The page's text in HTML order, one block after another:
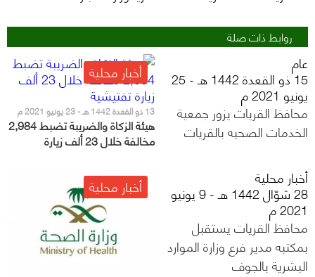
روابط ذات صلة
عام
15 ذو القعدة 1442 هـ - 25
يونيو 2021 م
محافظ القريات يزور جمعية
الخدمات الصحيه بالقريات
أخبار محلية
13 ذو القعدة 1442 هـ - 23 يونيو 2021 م
هيئة الزكاة والضريبة تضبط 2,984
مخالفة خلال 23 ألف زيارة
أخبار محلية
28 شوّال 1442 هـ - 9 يونيو
2021 م
محافظ القريات يستقبل
بمكتبه مدير فرع وزارة الموارد
البشرية بالجوف
أخبار محلية